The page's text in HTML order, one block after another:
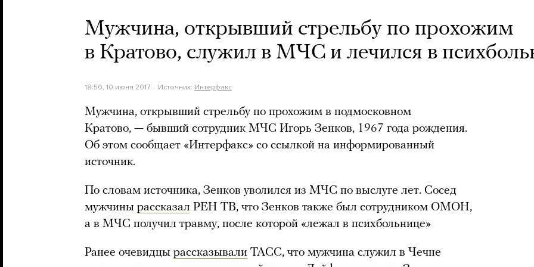
Мужчина, открывший стрельбу по прохожим
в Кратово, служил в МЧС и лечился в
18:50, 10 июня 2017 Источник: Интерфакс
Мужчина, открывший стрельбу по прохожим в подмосковном
Кратово, — бывший сотрудник МЧС Игорь Зенков, 1967 года рождения.
Об этом сообщает «Интерфакс» со ссылкой на информированный
источник.
По словам источника, Зенков уволился из МЧС по выслуге лет. Сосед
мужчины рассказал РЕН ТВ, что Зенков также был сотрудником ОМОН,
а в МЧС получил травму, после которой «лежал в психбольнице»
Ранее очевидцы рассказывали ТАСС, что мужчина служил в Чечне